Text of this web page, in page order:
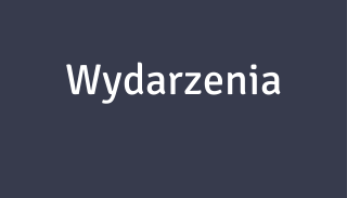
Wydarzenia